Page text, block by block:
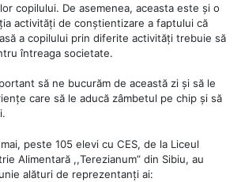
copilului. De asemenea, aceasta este și o
activități de conștientizare a faptului că
a copilului prin diferite activități trebuie să
întreaga societate.
să ne bucurăm de această zi și să le
care să le aducă zâmbetul pe chip și să
peste 105 elevi cu CES, de la Liceul
Alimentară ,,Terezianum” din Sibiu, au
alături de reprezentanți ai: